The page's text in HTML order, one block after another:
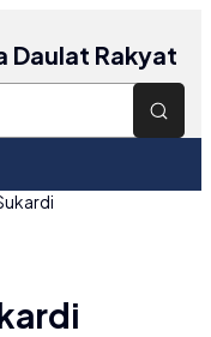
Daulat Rakyat